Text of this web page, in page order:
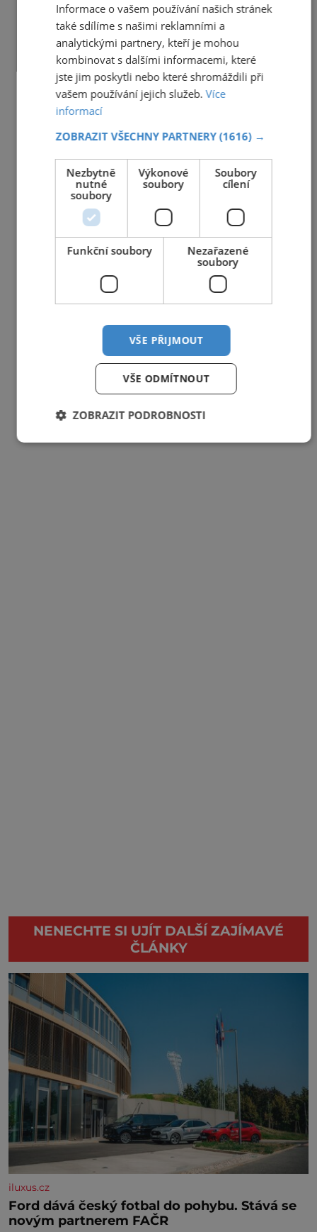
NENECHTE SI UJÍT DALŠÍ ZAJÍMAVÉ
ČLÁNKY
iluxus.cz
Ford dává český fotbal do pohybu. Stává se
novým partnerem FAČR
Informace o vašem používání našich stránek
také sdílíme s našimi reklamními a
analytickými partnery, kteří je mohou
kombinovat s dalšími informacemi, které
jste jim poskytli nebo které shromáždili při
vašem používání jejich služeb.Více
informací
ZOBRAZIT VŠECHNY PARTNERY(1616) →
Nezbytně
nutné
soubory
Výkonové
soubory
Soubory
cílení
Funkční soubory
Nezařazené
soubory
VŠE PŘIJMOUT
VŠE ODMÍTNOUT
ZOBRAZIT PODROBNOSTI